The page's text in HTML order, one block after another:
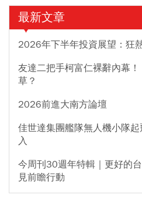
最新文章
2026年下半年投資展望：狂
友達二把手柯富仁裸辭內幕
草？
2026前進大南方論壇
佳世達集團艦隊無人機小隊
入
今周刊30週年特輯｜更好的
見前瞻行動